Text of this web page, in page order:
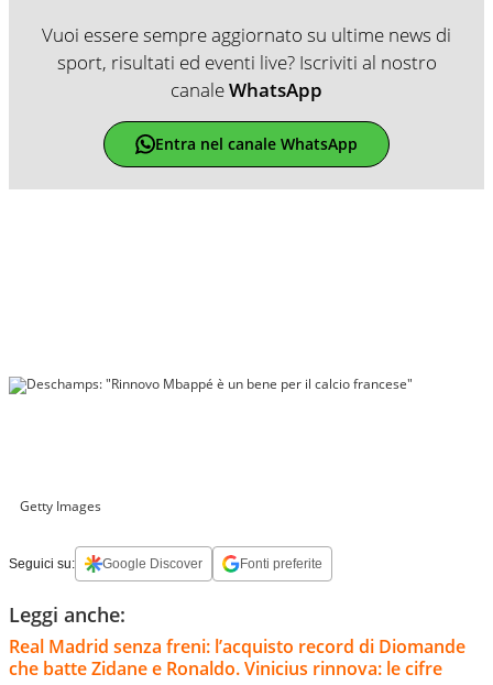
Vuoi essere sempre aggiornato su ultime news di
sport, risultati ed eventi live? Iscriviti al nostro
canaleWhatsApp
Entra nel canale WhatsApp
Getty Images
Seguici su: Google Discover Fonti preferite
Leggi anche:
Real Madrid senza freni: l’acquisto record di Diomande
che batte Zidane e Ronaldo. Vinicius rinnova: le cifre